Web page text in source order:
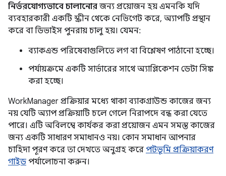
নির্ভরযোগ্যভাবে চালানোর জন্য প্রয়োজন হয় এমনকি যদি
ব্যবহারকারী একটি স্ক্রীন থেকে নেভিগেট করে, অ্যাপটি প্রস্থান
করে বা ডিভাইস পুনরায় চালু হয়। যেমন:
ব্যাকএন্ড পরিষেবাগুলিতে লগ বা বিশ্লেষণ পাঠানো হচ্ছে।
পর্যায়ক্রমে একটি সার্ভারের সাথে অ্যাপ্লিকেশন ডেটা সিঙ্ক
করা হচ্ছে।
WorkManager প্রক্রিয়ার মধ্যে থাকা ব্যাকগ্রাউন্ড কাজের জন্য
নয় যেটি অ্যাপ প্রক্রিয়াটি চলে গেলে নিরাপদে বন্ধ করা যেতে
পারে। এটি অবিলম্বে কার্যকর করা প্রয়োজন এমন সমস্ত কাজের
জন্য একটি সাধারণ সমাধানও নয়। কোন সমাধান আপনার
চাহিদা পূরণ করে তা দেখতে অনুগ্রহ করে পটভূমি প্রক্রিয়াকরণ
গাইড পর্যালোচনা করুন।